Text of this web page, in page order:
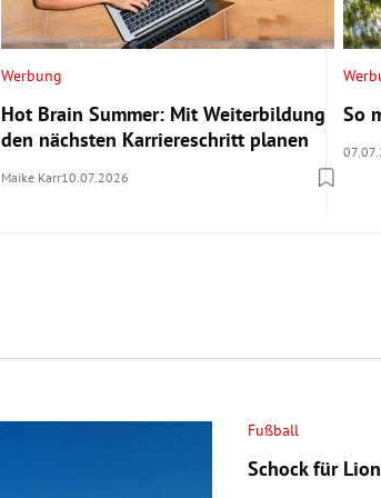
Werbung
Hot Brain Summer: Mit Weiterbildung
den nächsten Karriereschritt planen
Maike Karr10.07.2026
So
Fußball
Schock für